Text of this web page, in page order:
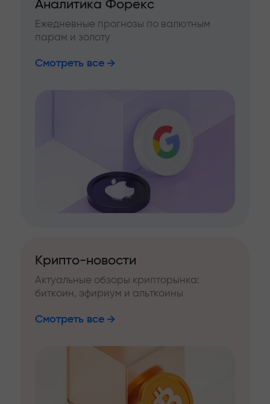
Аналитика Форекс
Ежедневные прогнозы по валютным
парам и золоту
Смотреть все
Крипто-новости
Актуальные обзоры крипторынка:
биткоин, эфириум и альткоины
Смотреть все